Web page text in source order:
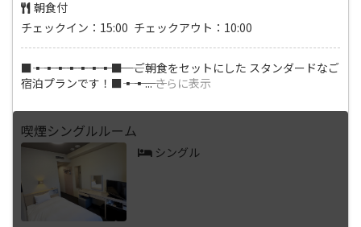
朝食付
チェックイン：15:00 チェックアウト：10:00
■―――▪―――▪―――▪―――▪―――▪―――▪―――▪―――■ ご朝食をセットにした スタンダードなご
宿泊プランです！■―――▪―――▪...さらに表示
喫煙シングルルーム
シングル